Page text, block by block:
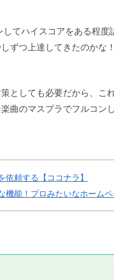
てハイスコアをある程
ずつ上達してきたのか
としても必要だから、
曲のマスプラでフルコ
頼する【ココナラ】
機能！プロみたいなホーム